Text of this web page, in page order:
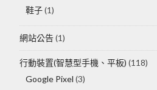
鞋子(1)
網站公告(1)
行動裝置(智慧型手機、平板) (118)
Google Pixel (3)